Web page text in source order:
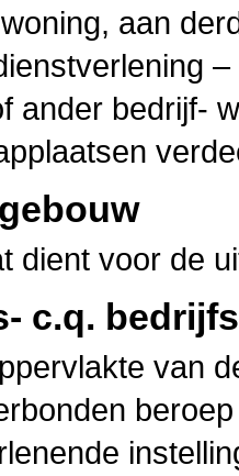
aan
ander bedrijf-
dient voor de
c.q.
van